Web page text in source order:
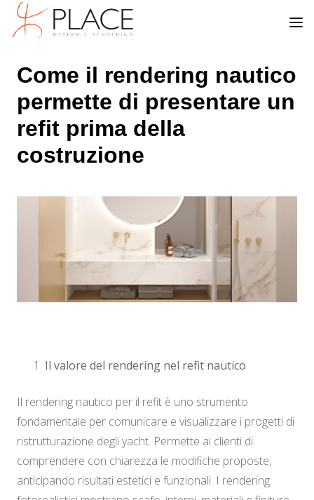
Come il rendering nautico
permette di presentare un
refit prima della
costruzione
Il valore del rendering nel refit nautico
Il rendering nautico per il refit è uno strumento
fondamentale per comunicare e visualizzare i progetti di
ristrutturazione degli yacht. Permette ai clienti di
comprendere con chiarezza le modifiche proposte,
anticipando risultati estetici e funzionali. I rendering